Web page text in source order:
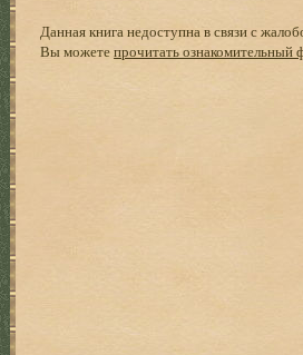
Данная книга недоступна в связи с
Вы можетепрочитать ознакомительный